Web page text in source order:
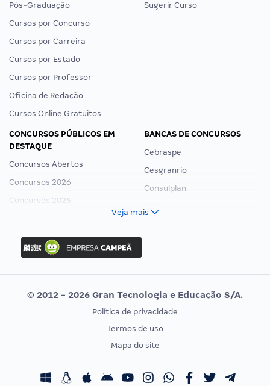
Pós-Graduação
Cursos por Concurso
Cursos por Carreira
Cursos por Estado
Cursos por Professor
Oficina de Redação
Cursos Online Gratuitos
Sugerir Curso
CONCURSOS PÚBLICOS EM
DESTAQUE
Concursos Abertos
Concursos 2026
Concursos 2025
Concurso Ibama
Concurso MPU
Editais publicados
BANCAS DE CONCURSOS
Cebraspe
Cesgranrio
Consulplan
Vunesp
CONCURSOS POR PROFISSÃO
Concursos Fiscais
EXAME DE ORDEM
Calendário OAB
Veja mais
© 2012 - 2026 Gran Tecnologia e Educação S/A.
Política de privacidade
Termos de uso
Mapa do site